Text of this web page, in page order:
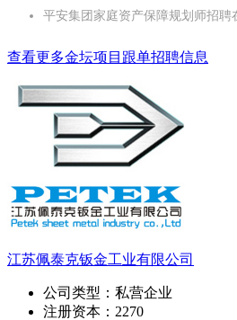
平安集团家庭资产保障规划师招
查看更多金坛项目跟单招聘信息
江苏佩泰克钣金工业有限公司
公司类型： 私营企业
注册资本： 2270